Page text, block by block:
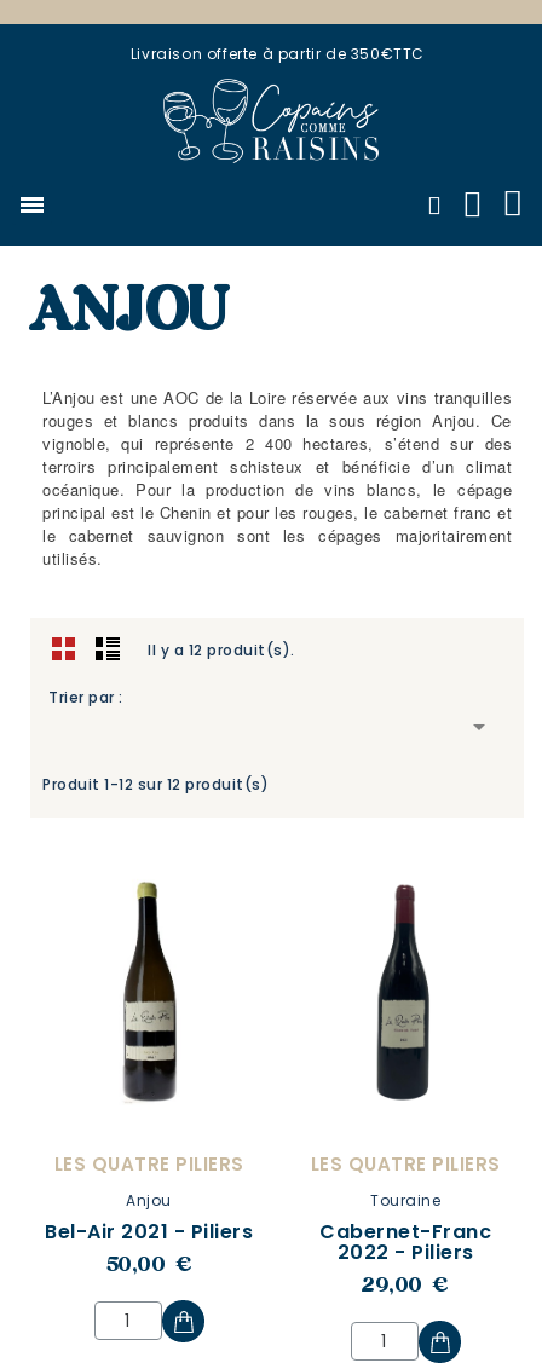
Livraison offerte à partir de 350€TTC
ANJOU
L’Anjou est une AOC de la Loire réservée aux vins tranquilles
rouges et blancs produits dans la sous région Anjou. Ce
vignoble, qui représente 2 400 hectares, s’étend sur des
terroirs principalement schisteux et bénéficie d’un climat
océanique. Pour la production de vins blancs, le cépage
principal est le Chenin et pour les rouges, le cabernet franc et
le cabernet sauvignon sont les cépages majoritairement
utilisés.
Il y a 12 produit(s).
Trier par :

Produit 1-12 sur 12 produit(s)
LES QUATRE PILIERS
Anjou
Bel-Air 2021 - Piliers
50,00 €
LES QUATRE PILIERS
Touraine
Cabernet-Franc
2022 - Piliers
29,00 €